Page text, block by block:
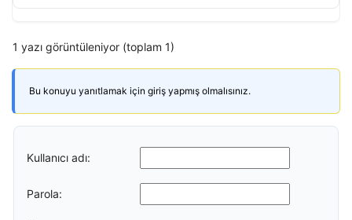
1 yazı görüntüleniyor (toplam 1)
Bu konuyu yanıtlamak için giriş yapmış olmalısınız.
Kullanıcı adı:
Parola: